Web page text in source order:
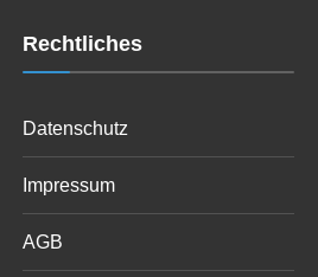
Rechtliches
Datenschutz
Impressum
AGB